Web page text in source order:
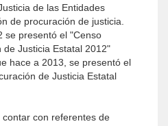
de las Entidades
de procuración de justicia.
se presentó el "Censo
de Justicia Estatal 2012"
hace a 2013, se presentó el
de Justicia Estatal
con referentes de